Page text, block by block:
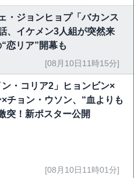
・ジョンヒョプ「バカンス
、イケメン3人組が突然来
恋リア”開幕も
[08月10日11時15分]
ン・コリア2」ヒョンビン×
チョン・ウソン、“血よりも
突！新ポスター公開
[08月10日11時01分]